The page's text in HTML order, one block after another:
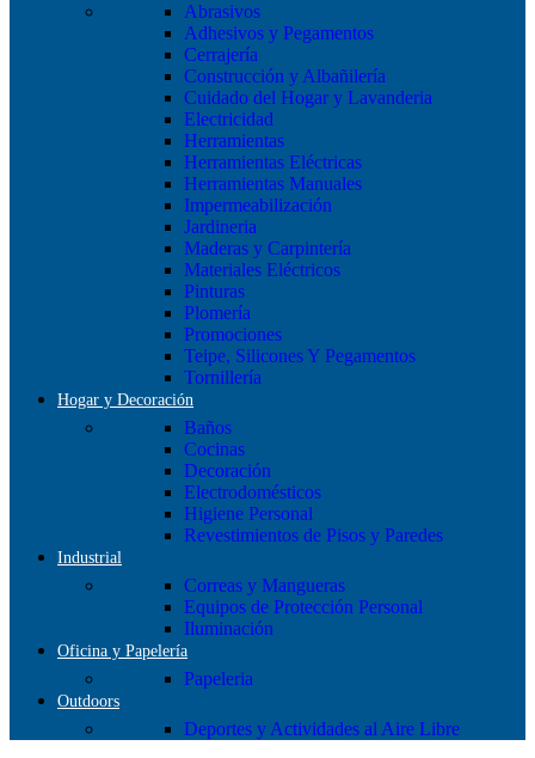
Abrasivos
Adhesivos y Pegamentos
Cerrajería
Construcción y Albañilería
Cuidado del Hogar y Lavanderia
Electricidad
Herramientas
Herramientas Eléctricas
Herramientas Manuales
Impermeabilización
Jardineria
Maderas y Carpintería
Materiales Eléctricos
Pinturas
Plomería
Promociones
Teipe, Silicones Y Pegamentos
Tornillería
Hogar y Decoración
Baños
Cocinas
Decoración
Electrodomésticos
Higiene Personal
Revestimientos de Pisos y Paredes
Industrial
Correas y Mangueras
Equipos de Protección Personal
Iluminación
Oficina y Papelería
Papeleria
Outdoors
Deportes y Actividades al Aire Libre